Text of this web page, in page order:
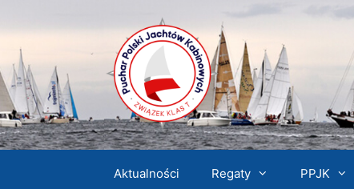
treści
Aktualności Regaty PPJK